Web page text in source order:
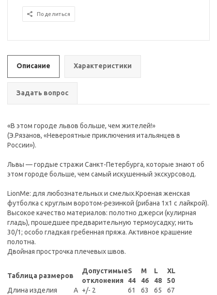
Поделиться
Описание Характеристики
Задать вопрос
«В этом городе львов больше, чем жителей!»
(Э.Рязанов, «Невероятные приключения итальянцев в
России»).
Львы — гордые стражи Санкт-Петербурга, которые знают об
этом городе больше, чем самый искушенный экскурсовод.
LionMe: для любознательных и смелых.Кроеная женская
футболка с круглым воротом-резинкой (рибана 1x1 с лайкрой).
Высокое качество материалов: полотно джерси (кулирная
гладь), прошедшее предварительную термоусадку; нить
30/1; особо гладкая гребенная пряжа. Активное крашение
полотна.
Двойная прострочка плечевых швов.
Таблица размеров
Допустимые
отклонения
S
44
M
46
L
48
XL
50
Длина изделия
A +/- 2 61 63 65
67